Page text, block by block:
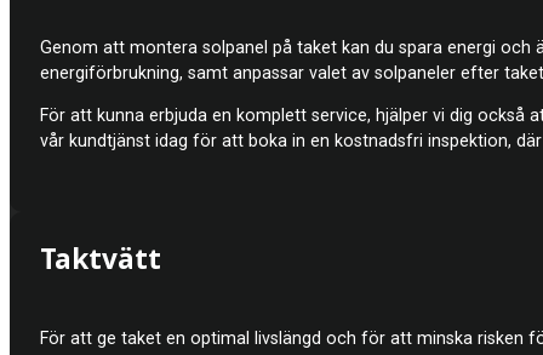
Genom att montera solpanel på taket kan du spara energi och
energiförbrukning, samt anpassar valet av solpaneler efter
För att kunna erbjuda en komplett service, hjälper vi dig
vår kundtjänst idag för att boka in en kostnadsfri inspektion,
Taktvätt
För att ge taket en optimal livslängd och för att minska risken